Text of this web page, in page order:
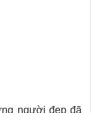
người đẹp đã